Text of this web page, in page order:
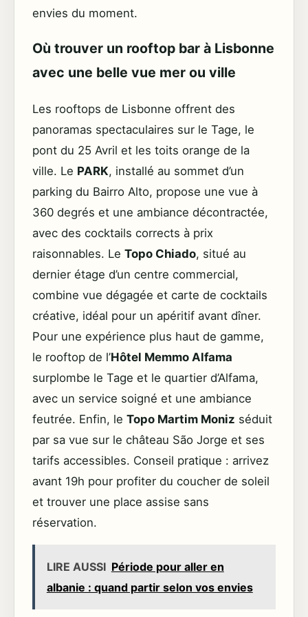
envies du moment.
Où trouver un rooftop bar à Lisbonne
avec une belle vue mer ou ville
Les rooftops de Lisbonne offrent des
panoramas spectaculaires sur le Tage, le
pont du 25 Avril et les toits orange de la
ville. Le PARK, installé au sommet d’un
parking du Bairro Alto, propose une vue à
360 degrés et une ambiance décontractée,
avec des cocktails corrects à prix
raisonnables. Le Topo Chiado, situé au
dernier étage d’un centre commercial,
combine vue dégagée et carte de cocktails
créative, idéal pour un apéritif avant dîner.
Pour une expérience plus haut de gamme,
le rooftop de l’Hôtel Memmo Alfama
surplombe le Tage et le quartier d’Alfama,
avec un service soigné et une ambiance
feutrée. Enfin, le Topo Martim Moniz séduit
par sa vue sur le château São Jorge et ses
tarifs accessibles. Conseil pratique : arrivez
avant 19h pour profiter du coucher de soleil
et trouver une place assise sans
réservation.
LIRE AUSSI Période pour aller en
albanie : quand partir selon vos envies